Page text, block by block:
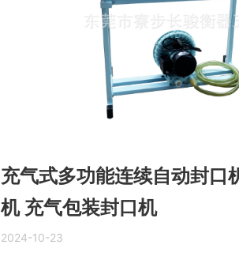
充气式多功能连续自动封口
机 充气包装封口机
2024-10-23